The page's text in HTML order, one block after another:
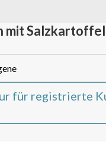
mit
für registrierte